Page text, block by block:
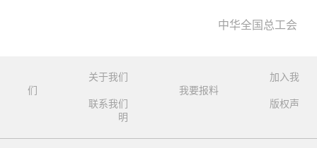
中华全国总工会
关于我们
加入我
们
我要报料
联系我们
版权声
明